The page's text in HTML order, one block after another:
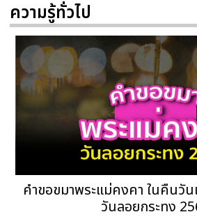
ความรู้ทั่วไป
คำขอขมาพระแม่คงคา ในคืนวั
วันลอยกระทง